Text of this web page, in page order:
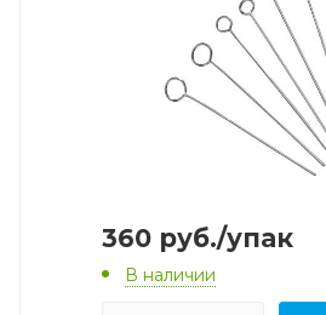
360 руб./упак
В наличии